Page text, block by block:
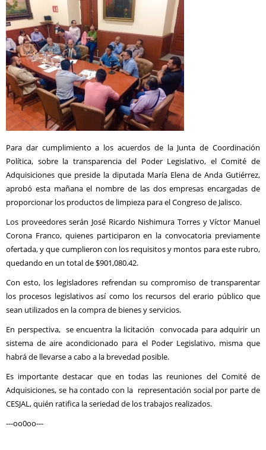
Para dar cumplimiento a los acuerdos de la Junta de Coordinación
Política, sobre la transparencia del Poder Legislativo, el Comité de
Adquisiciones que preside la diputada María Elena de Anda Gutiérrez,
aprobó esta mañana el nombre de las dos empresas encargadas de
proporcionar los productos de limpieza para el Congreso de Jalisco.
Los proveedores serán José Ricardo Nishimura Torres y Víctor Manuel
Corona Franco, quienes participaron en la convocatoria previamente
ofertada, y que cumplieron con los requisitos y montos para este rubro,
quedando en un total de $901,080.42.
Con esto, los legisladores refrendan su compromiso de transparentar
los procesos legislativos así como los recursos del erario público que
sean utilizados en la compra de bienes y servicios.
En perspectiva, se encuentra la licitación convocada para adquirir un
sistema de aire acondicionado para el Poder Legislativo, misma que
habrá de llevarse a cabo a la brevedad posible.
Es importante destacar que en todas las reuniones del Comité de
Adquisiciones, se ha contado con la representación social por parte de
CESJAL, quién ratifica la seriedad de los trabajos realizados.
---oo0oo---